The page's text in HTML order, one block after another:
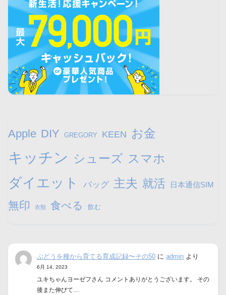
Apple DIY GREGORY KEEN お金
キッチン シューズ スマホ
ダイエット バッグ 主夫 就活 日本通信SIM
無印 衣類 食べる 飲む
ぶどうを種から育てる育成記録〜その50 にadmin より
6月 14, 2023
ユキちゃんヨーゼフさん コメントありがとうございます。 その
後また伸びて…